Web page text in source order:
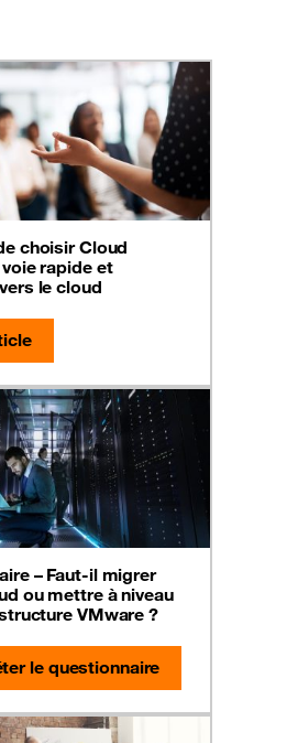
choisir Cloud
rapide et
le cloud
– Faut-il migrer
ou mettre à niveau
VMware ?
le questionnaire